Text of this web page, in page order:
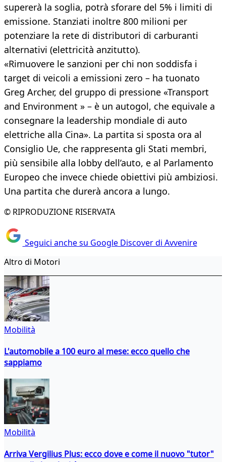
supererà la soglia, potrà sforare del 5% i limiti di
emissione. Stanziati inoltre 800 milioni per
potenziare la rete di distributori di carburanti
alternativi (elettricità anzitutto).
«Rimuovere le sanzioni per chi non soddisfa i
target di veicoli a emissioni zero – ha tuonato
Greg Archer, del gruppo di pressione «Transport
and Environment » – è un autogol, che equivale a
consegnare la leadership mondiale di auto
elettriche alla Cina». La partita si sposta ora al
Consiglio Ue, che rappresenta gli Stati membri,
più sensibile alla lobby dell’auto, e al Parlamento
Europeo che invece chiede obiettivi più ambiziosi.
Una partita che durerà ancora a lungo.
© RIPRODUZIONE RISERVATA
Seguici anche su Google Discover di Avvenire
Altro di Motori
Mobilità
L'automobile a 100 euro al mese: ecco quello che
sappiamo
Mobilità
Arriva Vergilius Plus: ecco dove e come il nuovo "tutor"